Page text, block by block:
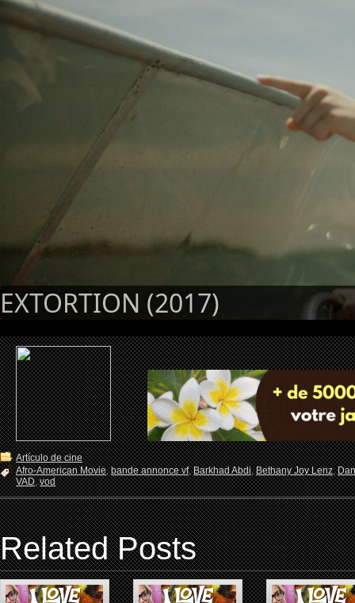
EXTORTION (2017)
Artículo de cine
Afro-American Movie,bande annonce vf,Barkhad Abdi,Bethany Joy Lenz,
VAD,vod
Related Posts